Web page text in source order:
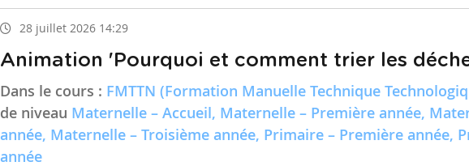
28 juillet 2026 14:29
Animation 'Pourquoi et comment trier les
Dans le cours : FMTTN (Formation Manuelle Technique
de niveau Maternelle – Accueil, Maternelle – Première année,
année, Maternelle – Troisième année, Primaire – Première année,
année